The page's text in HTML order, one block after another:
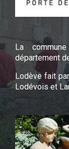
La
département
Lodève fait
Lodévois et